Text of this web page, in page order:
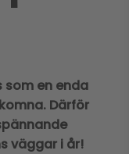
forskare
om aktuella